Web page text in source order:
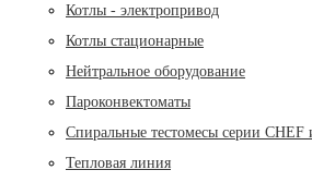
Котлы - электропривод
Котлы стационарные
Нейтральное оборудование
Пароконвектоматы
Спиральные тестомесы серии
Тепловая линия